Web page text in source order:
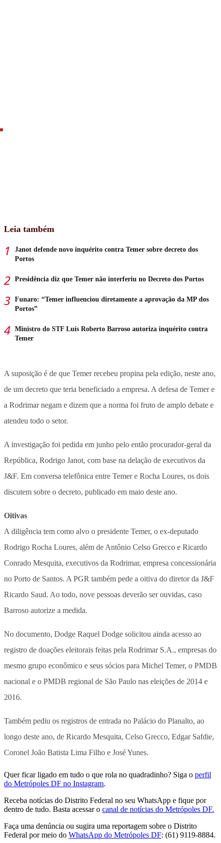
Leia também
Janot defende novo inquérito contra Temer sobre decreto dos
Portos
Presidência diz que Temer não interferiu no Decreto dos Portos
Funaro: “Temer influenciou diretamente a aprovação da MP dos
Portos”
Ministro do STF Luís Roberto Barroso autoriza inquérito contra
Temer
A suposição é de que Temer recebeu propina pela edição, neste ano,
de um decreto que teria beneficiado a empresa. A defesa de Temer e
a Rodrimar negam e dizem que a norma foi fruto de amplo debate e
atendeu todo o setor.
A investigação foi pedida em junho pelo então procurador-geral da
República, Rodrigo Janot, com base na delação de executivos da
J&F. Em conversa telefônica entre Temer e Rocha Loures, os dois
discutem sobre o decreto, publicado em maio deste ano.
Oitivas
A diligência tem como alvo o presidente Temer, o ex-deputado
Rodrigo Rocha Loures, além de Antônio Celso Grecco e Ricardo
Conrado Mesquita, executivos da Rodrimar, empresa concessionária
no Porto de Santos. A PGR também pede a oitiva do diretor da J&F
Ricardo Saud. Ao todo, nove pessoas deverão ser ouvidas, caso
Barroso autorize a medida.
No documento, Dodge Raquel Dodge solicitou ainda acesso ao
registro de doações eleitorais feitas pela Rodrimar S.A., empresas do
mesmo grupo econômico e seus sócios para Michel Temer, o PMDB
nacional e o PMDB regional de São Paulo nas eleições de 2014 e
2016.
Também pediu os registros de entrada no Palácio do Planalto, ao
longo deste ano, de Ricardo Mesquita, Celso Grecco, Edgar Safdie,
Coronel João Batista Lima Filho e José Yunes.
Quer ficar ligado em tudo o que rola no quadradinho? Siga o perfil
do Metrópoles DF no Instagram.
Receba notícias do Distrito Federal no seu WhatsApp e fique por
dentro de tudo. Basta acessar o canal de notícias do Metrópoles DF.
Faça uma denúncia ou sugira uma reportagem sobre o Distrito
Federal por meio do WhatsApp do Metrópoles DF: (61) 9119-8884.